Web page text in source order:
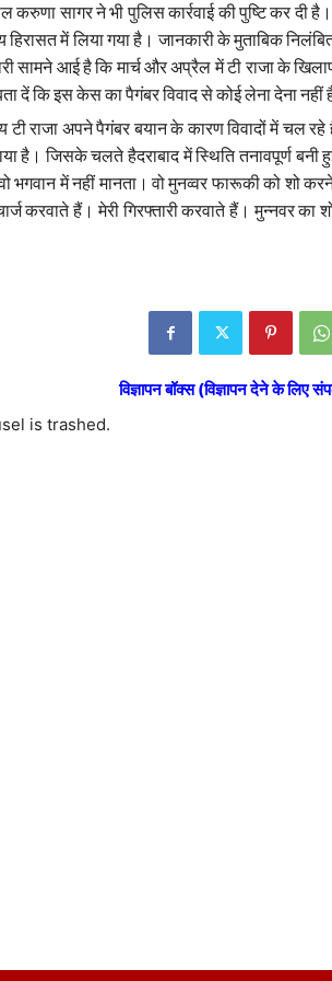
करुणा सागर ने भी पुलिस कार्रवाई की पुष्टि कर दी
हिरासत में लिया गया है। जानकारी के मुताबिक
सामने आई है कि मार्च और अप्रैल में टी राजा के
दें कि इस केस का पैगंबर विवाद से कोई लेना देना नहीं
राजा अपने पैगंबर बयान के कारण विवादों में
है। जिसके चलते हैदराबाद में स्थिति तनावपूर्ण बनी
भगवान में नहीं मानता। वो मुनव्वर फारूकी को शो
करवाते हैं। मेरी गिरफ्तारी करवाते हैं। मुन्नवर
विज्ञापन बॉक्स (विज्ञापन देने के लिए
is trashed.